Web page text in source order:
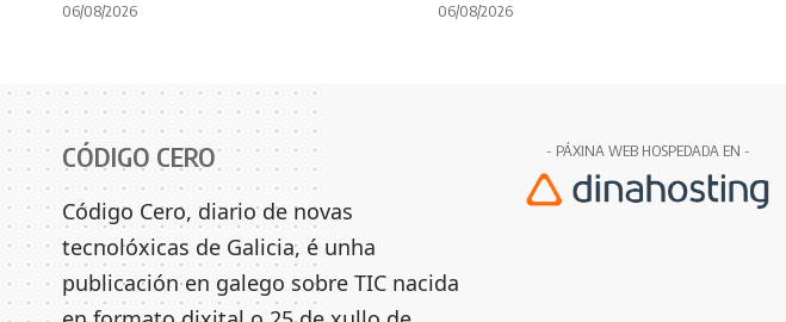
06/08/2026 06/08/2026
CÓDIGO CERO
Código Cero, diario de novas
tecnolóxicas de Galicia, é unha
publicación en galego sobre TIC nacida
- PÁXINA WEB HOSPEDADA EN -